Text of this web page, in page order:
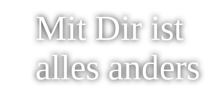
Mit Dir ist
alles anders